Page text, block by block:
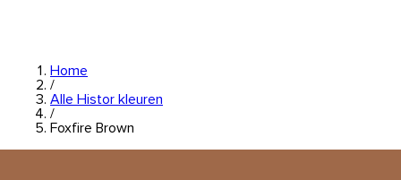
Home
/
Alle Histor kleuren
/
Foxfire Brown